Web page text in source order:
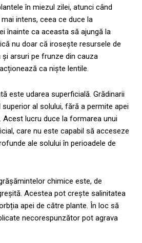
în miezul zilei, atunci când
intens, ceea ce duce la
înainte ca aceasta să ajungă la
nu doar că irosește resursele de
arsuri pe frunze din cauza
ca niște lentile.
este udarea superficială. Grădinarii
al solului, fără a permite apei
Acest lucru duce la formarea unui
care nu este capabil să acceseze
ale solului în perioadele de
chimice este, de
Acestea pot crește salinitatea
apei de către plante. În loc să
necorespunzător pot agrava